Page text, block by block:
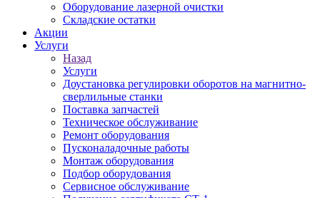
Оборудование лазерной очистки
Складские остатки
Акции
Услуги
Назад
Услуги
Доустановка регулировки оборотов на магнитно-
сверлильные станки
Поставка запчастей
Техническое обслуживание
Ремонт оборудования
Пусконаладочные работы
Монтаж оборудования
Подбор оборудования
Сервисное обслуживание